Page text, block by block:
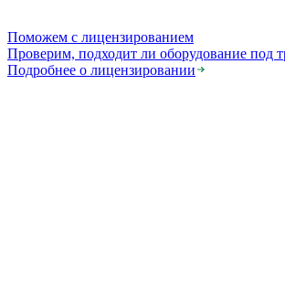
Поможем с лицензированием
Проверим, подходит ли оборудование под
Подробнее о лицензировании